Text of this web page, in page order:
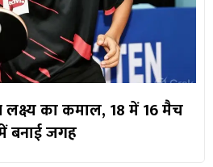
लक्ष्य का कमाल, 18 में 16 मैच
बनाई जगह